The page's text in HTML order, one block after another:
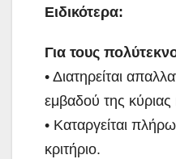
Ειδικότερα:
Για τους
• Διατηρείται
εμβαδού της κύριας
• Καταργείται
κριτήριο.